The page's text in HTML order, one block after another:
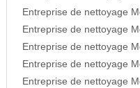
Entreprise de nettoyage
Entreprise de nettoyage
Entreprise de nettoyage
Entreprise de nettoyage
Entreprise de nettoyage